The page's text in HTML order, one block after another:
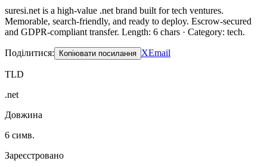
suresi.net is a high-value .net brand built for tech ventures.
Memorable, search-friendly, and ready to deploy. Escrow-secured
and GDPR-compliant transfer. Length: 6 chars · Category: tech.
Поділитися: Копіювати посилання XEmail
TLD
.net
Довжина
6 симв.
Зареєстровано